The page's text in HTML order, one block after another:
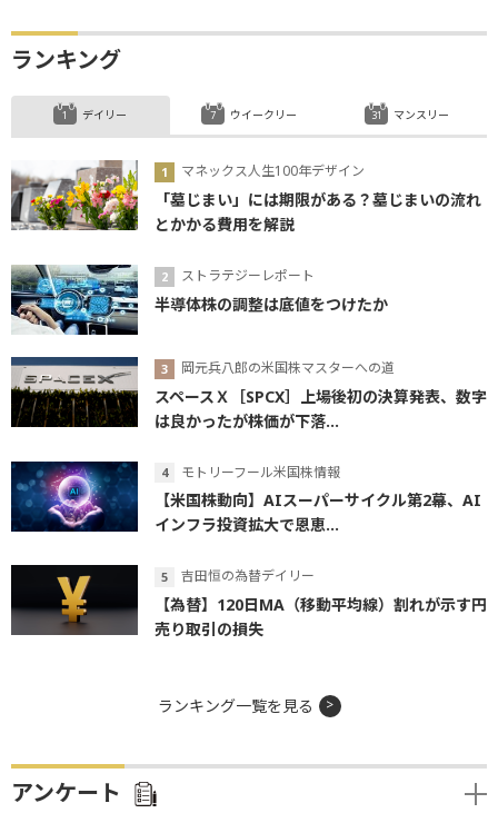
ランキング
デイリー
マネックス人生100年デザイン
「墓じまい」には期限がある？墓じまいの流れ
とかかる費用を解説
ストラテジーレポート
半導体株の調整は底値をつけたか
岡元兵八郎の米国株マスターへの道
スペースＸ［SPCX］上場後初の決算発表、数字
は良かったが株価が下落...
モトリーフール米国株情報
【米国株動向】AIスーパーサイクル第2幕、AI
インフラ投資拡大で恩恵...
吉田恒の為替デイリー
【為替】120日MA（移動平均線）割れが示す円
売り取引の損失
ウイークリー マンスリー
ランキング一覧を見る
アンケート